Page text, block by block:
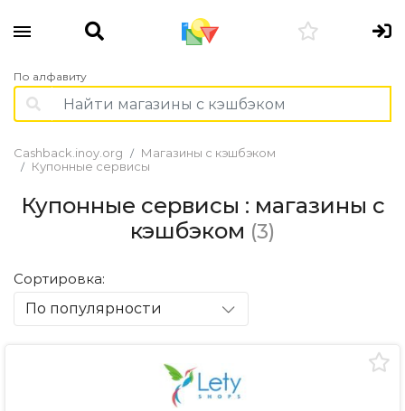
По алфавиту
Cashback.inoy.org
Магазины с кэшбэком
Купонные сервисы
Купонные сервисы : магазины с
кэшбэком (3)
Сортировка:
По популярности